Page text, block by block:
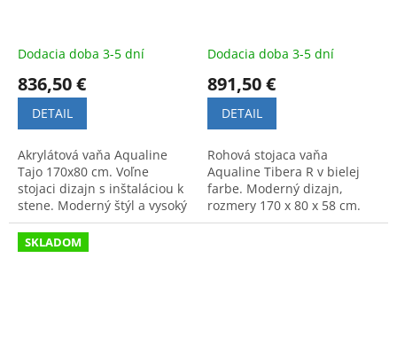
Dodacia doba 3-5 dní
836,50 €
DETAIL
Akrylátová vaňa Aqualine
Tajo 170x80 cm. Voľne
stojaci dizajn s inštaláciou k
stene. Moderný štýl a vysoký
komfort.
Dodacia doba 3-5 dní
891,50 €
DETAIL
Rohová stojaca vaňa
Aqualine Tibera R v bielej
farbe. Moderný dizajn,
rozmery 170 x 80 x 58 cm.
SKLADOM